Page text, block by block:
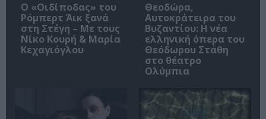
O «Οιδίποδας» του
Ρόμπερτ Άικ ξανά
στη Στέγη – Με τους
Νίκο Κουρή & Μαρία
Κεχαγιόγλου
Θεοδώρα,
Αυτοκράτειρα του
Βυζαντίου: Η νέα
ελληνική όπερα του
Θεόδωρου Στάθη
στο θέατρο
Ολύμπια